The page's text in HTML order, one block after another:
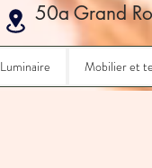
50a Grand
Luminaire Mobilier et